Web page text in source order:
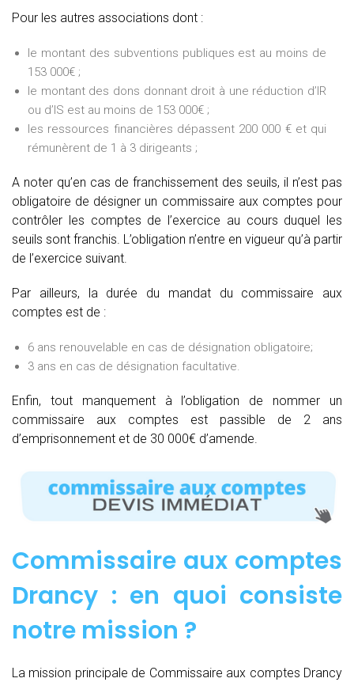
Pour les autres associations dont :
le montant des subventions publiques est au moins de
153 000€ ;
le montant des dons donnant droit à une réduction d’IR
ou d’IS est au moins de 153 000€ ;
les ressources financières dépassent 200 000 € et qui
rémunèrent de 1 à 3 dirigeants ;
A noter qu’en cas de franchissement des seuils, il n’est pas
obligatoire de désigner un commissaire aux comptes pour
contrôler les comptes de l’exercice au cours duquel les
seuils sont franchis. L’obligation n’entre en vigueur qu’à partir
de l’exercice suivant.
Par ailleurs, la durée du mandat du commissaire aux
comptes est de :
6 ans renouvelable en cas de désignation obligatoire;
3 ans en cas de désignation facultative.
Enfin, tout manquement à l’obligation de nommer un
commissaire aux comptes est passible de 2 ans
d’emprisonnement et de 30 000€ d’amende.
Commissaire aux comptes
Drancy : en quoi consiste
notre mission ?
La mission principale de Commissaire aux comptes Drancy